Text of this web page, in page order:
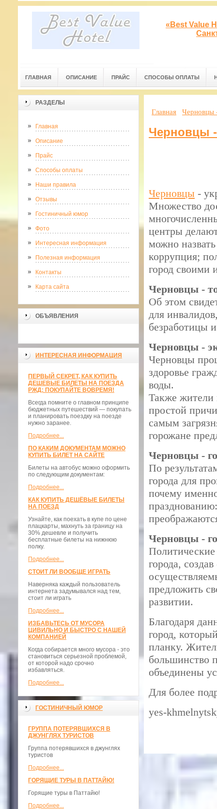
«Best Value
ГЛАВНАЯ ОПИСАНИЕ ПРАЙС СПОСОБЫ ОПЛАТЫ
РАЗДЕЛЫ
Главная
Описание
Прайс
Способы оплаты
Наши правила
Отзывы
Гостиничный юмор
Фото
Интересная информация
Полезная информация
Контакты
Карта сайта
ОБЪЯВЛЕНИЯ
ИНТЕРЕСНАЯ ИНФОРМАЦИЯ
ПЕРВЫЙ СЕКРЕТ, КАК КУПИТЬ
ДЕШЕВЫЕ БИЛЕТЫ НА ПОЕЗДА
РЖД: ПОКУПАЙТЕ ВОВРЕМЯ!
Всегда помните о главном принципе
бюджетных путешествий — покупать
и планировать поездку на поезде
нужно заранее.
Подробнее...
ПО КАКИМ ДОКУМЕНТАМ МОЖНО
КУПИТЬ БИЛЕТ НА САЙТЕ
Билеты на автобус можно оформить
по следующим документам:
Подробнее...
КАК КУПИТЬ ДЕШЁВЫЕ БИЛЕТЫ
НА ПОЕЗД
Узнайте, как поехать в купе по цене
плацкарты, махнуть за границу на
30% дешевле и получить
бесплатные билеты на нижнюю
полку.
Подробнее...
СТОИТ ЛИ ВООБЩЕ ИГРАТЬ
Наверняка каждый пользователь
интернета задумывался над тем,
стоит ли играть
Подробнее...
ИЗБАВЬТЕСЬ ОТ МУСОРА
ЦИВИЛЬНО И БЫСТРО С НАШЕЙ
КОМПАНИЕЙ
Когда собирается много мусора - это
становиться серьезной проблемой,
от которой надо срочно
избавляться.
Подробнее...
ГОСТИНИЧНЫЙ ЮМОР
ГРУППА ПОТЕРЯВШИХСЯ В
ДЖУНГЛЯХ ТУРИСТОВ
Группа потерявшихся в джунглях
туристов
Подробнее...
ГОРЯЩИЕ ТУРЫ В ПАТТАЙЮ!
Горящие туры в Паттайю!
Подробнее...
Главная Черновцы
Черновцы -
Черновцы -
Множество
центры
можно
коррупция;
город своими
Черновцы -
Об этом
для
безработицы
Черновцы -
Черновцы
здоровье
воды.
Также жители
простой
самым
горожане
Черновцы -
По
города для
почему
Черновцы -
Политические
города,
предложить
развитии.
Благодаря
город,
планку.
большинство
объединены
Для более
yes-